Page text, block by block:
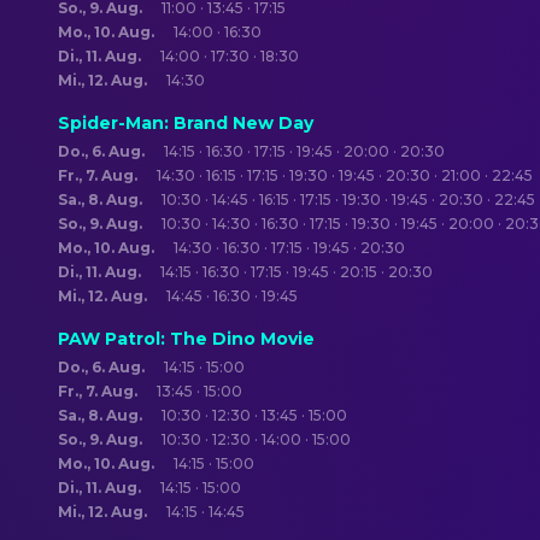
So., 9. Aug.
11:00 · 13:45 · 17:15
Mo., 10. Aug.
14:00 · 16:30
Di., 11. Aug.
14:00 · 17:30 · 18:30
Mi., 12. Aug.
14:30
Spider-Man: Brand New Day
Do., 6. Aug.
14:15 · 16:30 · 17:15 · 19:45 · 20:00 · 20:30
Fr., 7. Aug.
14:30 · 16:15 · 17:15 · 19:30 · 19:45 · 20:30 · 21:00 · 22:45
Sa., 8. Aug.
10:30 · 14:45 · 16:15 · 17:15 · 19:30 · 19:45 · 20:30 · 22:45
So., 9. Aug.
10:30 · 14:30 · 16:30 · 17:15 · 19:30 · 19:45 · 20:00 ·
Mo., 10. Aug.
14:30 · 16:30 · 17:15 · 19:45 · 20:30
Di., 11. Aug.
14:15 · 16:30 · 17:15 · 19:45 · 20:15 · 20:30
Mi., 12. Aug.
14:45 · 16:30 · 19:45
PAW Patrol: The Dino Movie
Do., 6. Aug.
14:15 · 15:00
Fr., 7. Aug.
13:45 · 15:00
Sa., 8. Aug.
10:30 · 12:30 · 13:45 · 15:00
So., 9. Aug.
10:30 · 12:30 · 14:00 · 15:00
Mo., 10. Aug.
14:15 · 15:00
Di., 11. Aug.
14:15 · 15:00
Mi., 12. Aug.
14:15 · 14:45